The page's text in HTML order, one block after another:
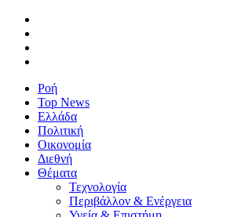
Ροή
Top News
Ελλάδα
Πολιτική
Οικονομία
Διεθνή
Θέματα
Τεχνολογία
Περιβάλλον & Ενέργεια